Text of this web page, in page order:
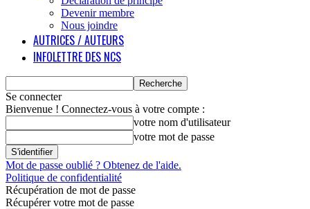
Devenir membre
Nous joindre
AUTRICES / AUTEURS
INFOLETTRE DES NCS
Se connecter
Bienvenue ! Connectez-vous à votre compte :
votre nom d'utilisateur
votre mot de passe
Mot de passe oublié ? Obtenez de l'aide.
Politique de confidentialité
Récupération de mot de passe
Récupérer votre mot de passe